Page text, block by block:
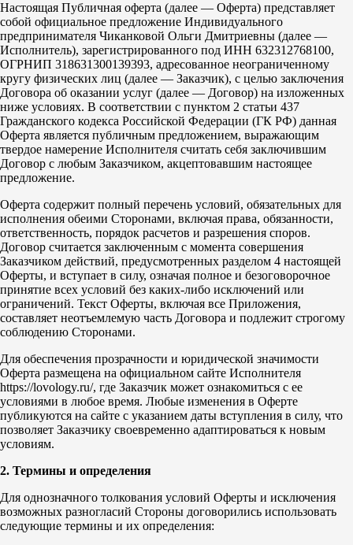
Настоящая Публичная оферта (далее — Оферта) представляет
собой официальное предложение Индивидуального
предпринимателя Чиканковой Ольги Дмитриевны (далее —
Исполнитель), зарегистрированного под ИНН 632312768100,
ОГРНИП 318631300139393, адресованное неограниченному
кругу физических лиц (далее — Заказчик), с целью заключения
Договора об оказании услуг (далее — Договор) на изложенных
ниже условиях. В соответствии с пунктом 2 статьи 437
Гражданского кодекса Российской Федерации (ГК РФ) данная
Оферта является публичным предложением, выражающим
твердое намерение Исполнителя считать себя заключившим
Договор с любым Заказчиком, акцептовавшим настоящее
предложение.
Оферта содержит полный перечень условий, обязательных для
исполнения обеими Сторонами, включая права, обязанности,
ответственность, порядок расчетов и разрешения споров.
Договор считается заключенным с момента совершения
Заказчиком действий, предусмотренных разделом 4 настоящей
Оферты, и вступает в силу, означая полное и безоговорочное
принятие всех условий без каких-либо исключений или
ограничений. Текст Оферты, включая все Приложения,
составляет неотъемлемую часть Договора и подлежит строгому
соблюдению Сторонами.
Для обеспечения прозрачности и юридической значимости
Оферта размещена на официальном сайте Исполнителя
https://lovology.ru/, где Заказчик может ознакомиться с ее
условиями в любое время. Любые изменения в Оферте
публикуются на сайте с указанием даты вступления в силу, что
позволяет Заказчику своевременно адаптироваться к новым
условиям.
2. Термины и определения
Для однозначного толкования условий Оферты и исключения
возможных разногласий Стороны договорились использовать
следующие термины и их определения: